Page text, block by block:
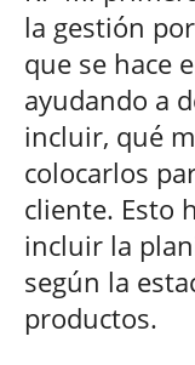
la gestión
que se hace
ayudando a
incluir, qué
colocarlos
cliente. Esto
incluir la
según la
productos.